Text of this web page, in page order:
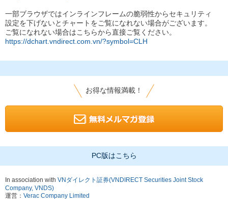
一部ブラウザではインラインフレームの脆弱性からセキュリティ
設定を下げないとチャートをご覧になれない場合がございます。
ご覧になれない場合はこちらから直接ご覧ください。
https://dchart.vndirect.com.vn/?symbol=CLH
お得な情報満載！
PC版はこちら
In association with VNダイレクト証券(VNDIRECT Securities Joint Stock
Company, VNDS)
運営： Verac Company Limited